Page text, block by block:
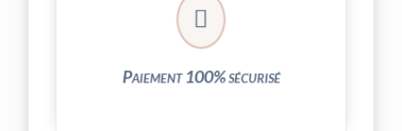

Paiement 100% sécurisé
Vos transactions par carte bancaire sont
entièrement sécurisées grâce au système
crypté de notre partenaire PayPlug.